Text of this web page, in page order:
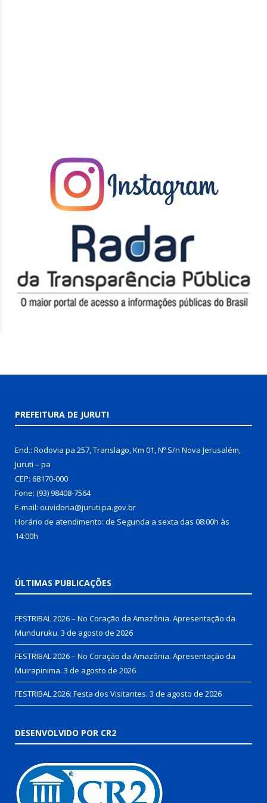
PREFEITURA DE JURUTI
End.: Rodovia pa 257, Translago, Km 01, Nº S/n Nova Jerusalém,
Juruti – pa
CEP: 68170-000
Fone: (93) 98408-7564
E-mail: ouvidoria@juruti.pa.gov.br
Horário de atendimento: de Segunda a sexta das 08:00h às
14:00h
ÚLTIMAS PUBLICAÇÕES
FESTRIBAL 2026 – No Coração da Amazônia. Apresentação da
Munduruku. 3 de agosto de 2026
FESTRIBAL 2026 – No Coração da Amazônia. Apresentação da
Muirapinima. 3 de agosto de 2026
FESTRIBAL 2026: Festa dos Visitantes. 3 de agosto de 2026
DESENVOLVIDO POR CR2